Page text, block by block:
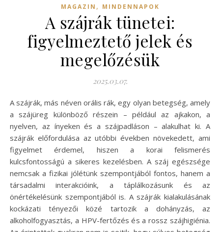
MAGAZIN , MINDENNAPOK
A szájrák tünetei:
figyelmeztető jelek és
megelőzésük
2025.03.07.
A szájrák, más néven orális rák, egy olyan betegség, amely
a szájüreg különböző részein – például az ajkakon, a
nyelven, az ínyeken és a szájpadláson – alakulhat ki. A
szájrák előfordulása az utóbbi években növekedett, ami
figyelmet érdemel, hiszen a korai felismerés
kulcsfontosságú a sikeres kezelésben. A száj egészsége
nemcsak a fizikai jólétünk szempontjából fontos, hanem a
társadalmi interakcióink, a táplálkozásunk és az
önértékelésünk szempontjából is. A szájrák kialakulásának
kockázati tényezői közé tartozik a dohányzás, az
alkoholfogyasztás, a HPV-fertőzés és a rossz szájhigiénia.